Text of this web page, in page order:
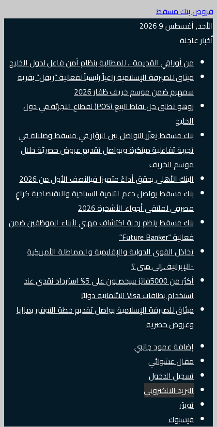
قروض بنك مسقط
الأحد, أغسطس 9 2026
أخبار عاجلة
من أوراقي القديمة .. للمطالبة بنظام أمن فاعل لدول الخليج
ميثاق للصيرفة الإسلامية راعياً رئيسياً لفعالية “ريفل” بقرية
سمهرم ضمن موسم خريف ظفار 2026
زوهو تطلق حل نقاط البيع (POS) لقطاع التجزئة في دول
الخليج
بنك مسقط يعزّز التواصل بين الزوّار في مسقط وصلالة في
تجربة تفاعلية مبتكرة ويواصل تقديم عروض حصريّة خلال
موسم الخريف
البنك الأهلي يحقق أداءً متميزا فيالنصف الأول من 2026
بنك مسقط يواصل دعم التنمية السياحية والاقتصادية كراعٍ
مصرفي لملتقى أجواء الأشخرة 2026
بنك مسقط ينظم رحلة اكتشاف مهني لأبناء الموظفين ضمن
فعالية “Future Banker”
تخاذل القوى الدولية والإقليمية والمماطلة الأمريكية
-الإيرانية ..إلى متى ؟
أكثر من 5000فائز سيحصلون على 5% استرداد نقدي عند
استخدام بطاقات Visa الائتمانية دوليًا
ميثاق للصيرفة الإسلامية يواصل تقديم خطة التوفير بمزايا
وعروض حصرية
إضافة عمود جانبي
مقال عشوائي
تسجيل الدخول
البريد الالكتروني
تويتر
فيسبوك